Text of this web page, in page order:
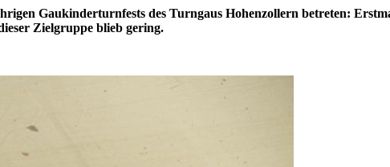
Gaukinderturnfests des Turngaus Hohenzollern betreten:
Zielgruppe blieb gering.